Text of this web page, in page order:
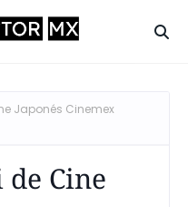
Japonés Cinemex
Cine